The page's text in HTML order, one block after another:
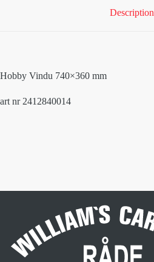
Description
Hobby Vindu 740×360 mm
art nr 2412840014